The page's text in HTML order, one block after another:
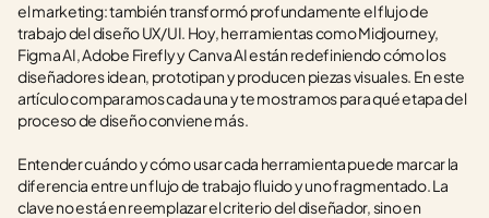
el marketing: también transformó profundamente el flujo de
trabajo del diseño UX/UI. Hoy, herramientas como Midjourney,
Figma AI, Adobe Firefly y Canva AI están redefiniendo cómo los
diseñadores idean, prototipan y producen piezas visuales. En este
artículo comparamos cada una y te mostramos para qué etapa del
proceso de diseño conviene más.
Entender cuándo y cómo usar cada herramienta puede marcar la
diferencia entre un flujo de trabajo fluido y uno fragmentado. La
clave no está en reemplazar el criterio del diseñador, sino en